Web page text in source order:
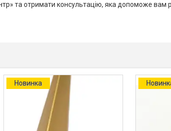
та отримати консультацію, яка допоможе вам
Новинка